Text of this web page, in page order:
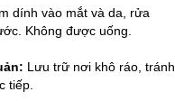
dính vào mắt và da, rửa
Không được uống.
Lưu trữ nơi khô ráo, tránh
tiếp.